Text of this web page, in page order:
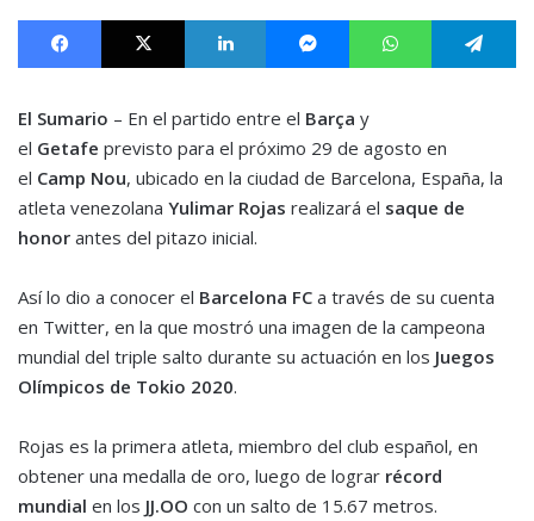
Facebook X LinkedIn MessengerWhatsApp
El Sumario – En el partido entre el Barça y
el Getafe previsto para el próximo 29 de agosto en
el Camp Nou, ubicado en la ciudad de Barcelona, España, la
atleta venezolana Yulimar Rojas realizará el saque de
honor antes del pitazo inicial.
Así lo dio a conocer el Barcelona FC a través de su cuenta
en Twitter, en la que mostró una imagen de la campeona
mundial del triple salto durante su actuación en los Juegos
Olímpicos de Tokio 2020.
Rojas es la primera atleta, miembro del club español, en
obtener una medalla de oro, luego de lograr récord
mundial en los JJ.OO con un salto de 15.67 metros.